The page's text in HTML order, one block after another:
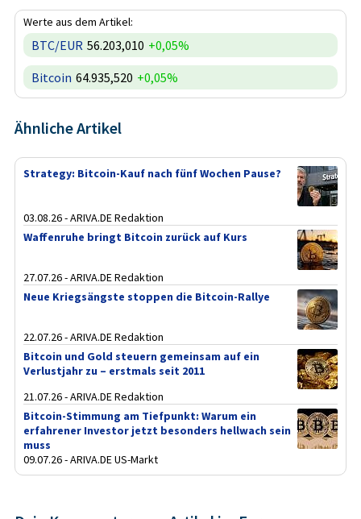
Werte aus dem Artikel:
BTC/EUR 56.203,010 +0,05%
Bitcoin 64.935,520 +0,05%
Ähnliche Artikel
Strategy: Bitcoin-Kauf nach fünf Wochen Pause?
03.08.26 - ARIVA.DE Redaktion
Waffenruhe bringt Bitcoin zurück auf Kurs
27.07.26 - ARIVA.DE Redaktion
Neue Kriegsängste stoppen die Bitcoin-Rallye
22.07.26 - ARIVA.DE Redaktion
Bitcoin und Gold steuern gemeinsam auf ein
Verlustjahr zu – erstmals seit 2011
21.07.26 - ARIVA.DE Redaktion
Bitcoin-Stimmung am Tiefpunkt: Warum ein
erfahrener Investor jetzt besonders hellwach sein
muss
09.07.26 - ARIVA.DE US-Markt